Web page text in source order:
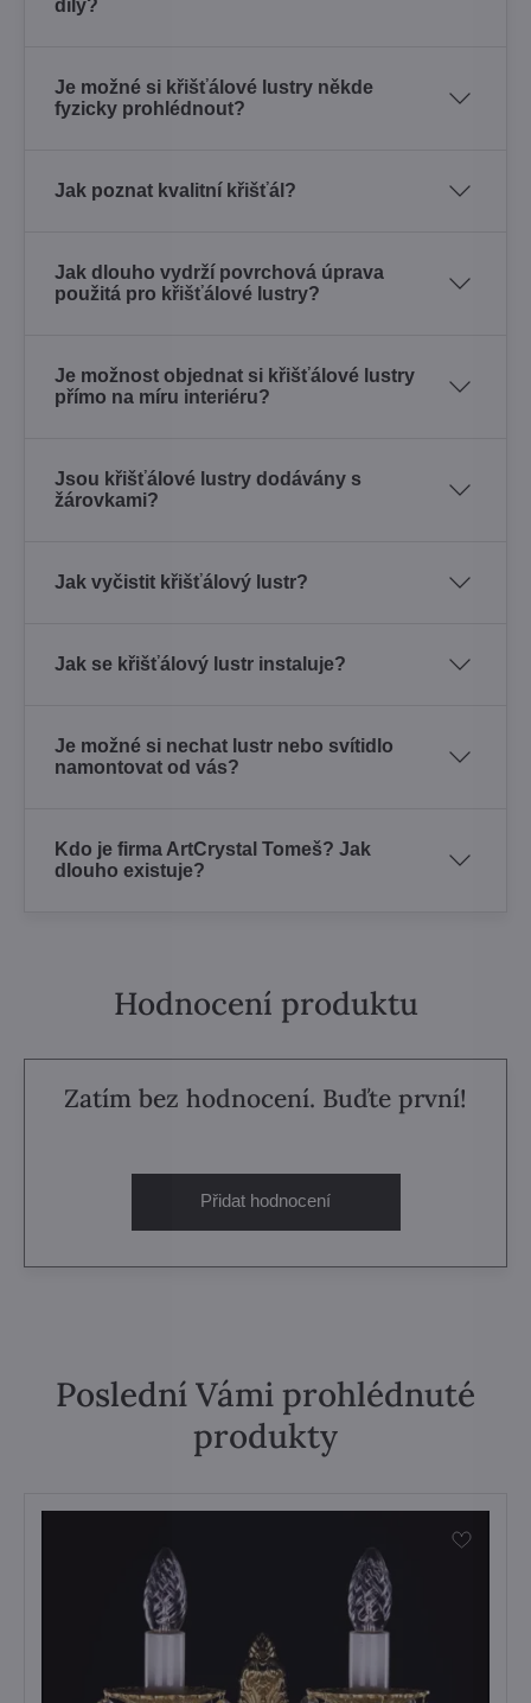
díly?
Je možné si křišťálové lustry někde
fyzicky prohlédnout?
Jak poznat kvalitní křišťál?
Jak dlouho vydrží povrchová úprava
použitá pro křišťálové lustry?
Je možnost objednat si křišťálové lustry
přímo na míru interiéru?
Jsou křišťálové lustry dodávány s
žárovkami?
Jak vyčistit křišťálový lustr?
Jak se křišťálový lustr instaluje?
Je možné si nechat lustr nebo svítidlo
namontovat od vás?
Kdo je firma ArtCrystal Tomeš? Jak
dlouho existuje?
Hodnocení produktu
Zatím bez hodnocení. Buďte první!
Přidat hodnocení
Poslední Vámi prohlédnuté
produkty